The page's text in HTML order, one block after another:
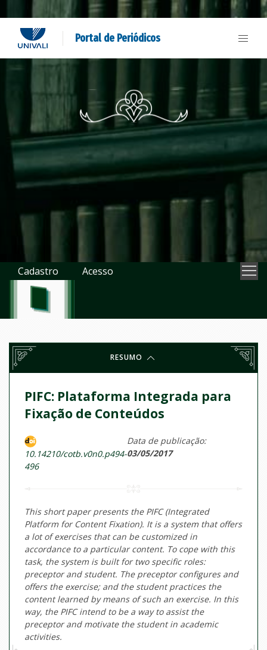
Portal de Periódicos
Cadastro Acesso
RESUMO
PIFC: Plataforma Integrada para
Fixação de Conteúdos
10.14210/cotb.v0n0.p494-
496
Data de publicação:
03/05/2017
This short paper presents the PIFC (Integrated
Platform for Content Fixation). It is a system that offers
a lot of exercises that can be customized in
accordance to a particular content. To cope with this
task, the system is built for two specific roles:
preceptor and student. The preceptor configures and
offers the exercise; and the student practices the
content learned by means of such an exercise. In this
way, the PIFC intend to be a way to assist the
preceptor and motivate the student in academic
activities.